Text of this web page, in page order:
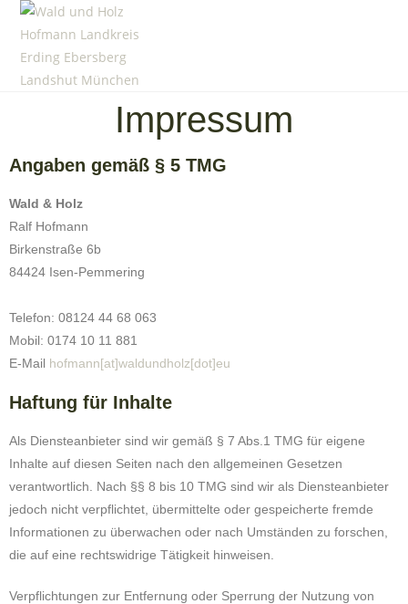
Impressum
Angaben gemäß § 5 TMG
Wald & Holz
Ralf Hofmann
Birkenstraße 6b
84424 Isen-Pemmering
Telefon: 08124 44 68 063
Mobil: 0174 10 11 881
E-Mail hofmann[at]waldundholz[dot]eu
Haftung für Inhalte
Als Diensteanbieter sind wir gemäß § 7 Abs.1 TMG für eigene
Inhalte auf diesen Seiten nach den allgemeinen Gesetzen
verantwortlich. Nach §§ 8 bis 10 TMG sind wir als Diensteanbieter
jedoch nicht verpflichtet, übermittelte oder gespeicherte fremde
Informationen zu überwachen oder nach Umständen zu forschen,
die auf eine rechtswidrige Tätigkeit hinweisen.
Verpflichtungen zur Entfernung oder Sperrung der Nutzung von